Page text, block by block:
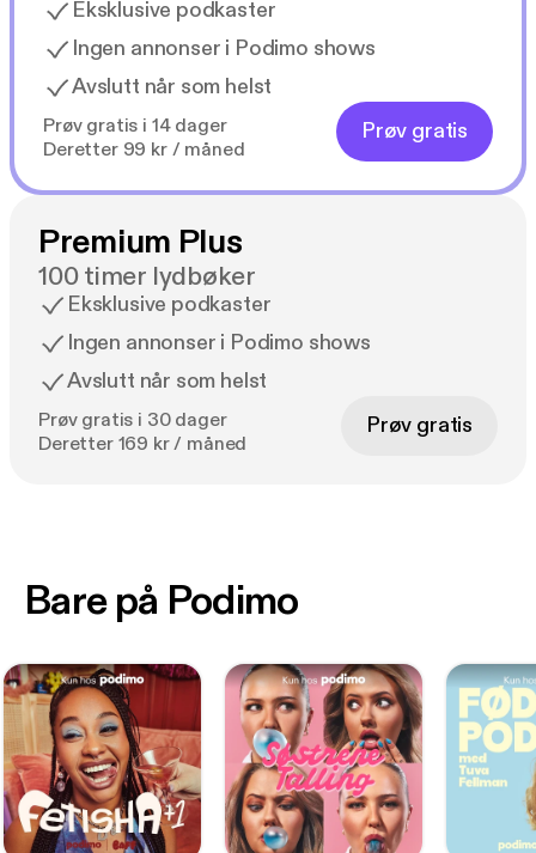
Eksklusive podkaster
Ingen annonser i Podimo shows
Avslutt når som helst
Prøv gratis i 14 dager
Deretter 99 kr / måned
Prøv gratis
Premium Plus
100 timer lydbøker
Eksklusive podkaster
Ingen annonser i Podimo shows
Avslutt når som helst
Prøv gratis i 30 dager
Deretter 169 kr / måned
Prøv gratis
Bare på Podimo